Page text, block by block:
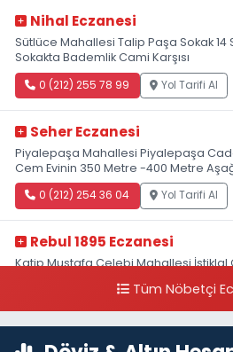
Nihal Eczanesi
Sütlüce Mahallesi Talip Paşa Sokak 14
Sokakta Bademlik Cami Karşısı
0 (212) 255 78 99 Yol Tarifi Al
Seher Eczanesi
Piyalepaşa Mahallesi Piyalepaşa
Cem Evinin 350 Metre -400 Metre
0 (212) 254 36 04 Yol Tarifi Al
Rebul 1895 Eczanesi
Katip Mustafa Çelebi Mahallesi İstiklal
Tüm Nöbetçi